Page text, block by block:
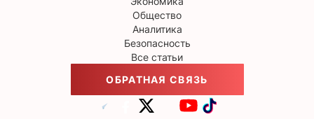
Общество
Аналитика
Безопасность
Все статьи
ОБРАТНАЯ СВЯЗЬ